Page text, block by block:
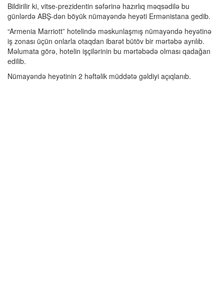
Bildirilir ki, vitse-prezidentin səfərinə hazırlıq məqsədilə bu
günlərdə ABŞ-dən böyük nümayəndə heyəti Ermənistana gedib.
“Armenia Marriott” hotelində məskunlaşmış nümayəndə heyətinə
iş zonası üçün onlarla otaqdan ibarət bütöv bir mərtəbə ayrılıb.
Məlumata görə, hotelin işçilərinin bu mərtəbədə olması qadağan
edilib.
Nümayəndə heyətinin 2 həftəlik müddətə gəldiyi açıqlanıb.